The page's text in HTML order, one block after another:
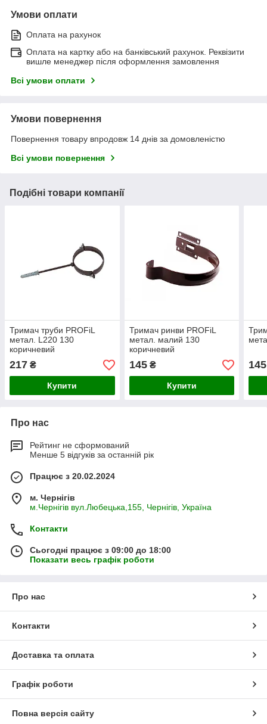
Умови оплати
Оплата на рахунок
Оплата на картку або на банківський рахунок. Реквізити
вишле менеджер після оформлення замовлення
Всі умови оплати
Умови повернення
Повернення товару впродовж 14 днів за домовленістю
Всі умови повернення
Подібні товари компанії
Тримач труби PROFiL
метал. L220 130
коричневий
217 ₴
Купити
Тримач ринви PROFiL
метал. малий 130
коричневий
145₴
Купити
145
Про нас
Рейтинг не сформований
Менше 5 відгуків за останній рік
Працює з 20.02.2024
м. Чернігів
м.Чернігів вул.Любецька,155, Чернігів, Україна
Контакти
Сьогодні працює з 09:00 до 18:00
Показати весь графік роботи
Про нас
Контакти
Доставка та оплата
Графік роботи
Повна версія сайту